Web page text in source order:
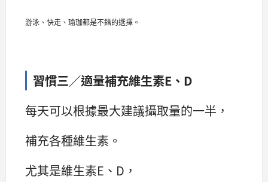
游泳、快走、瑜珈都是不錯的選擇。
習慣三／適量補充維生素E、D
每天可以根據最大建議攝取量的一半，
補充各種維生素。
尤其是維生素E、D，